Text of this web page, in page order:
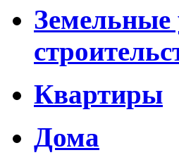
Земельные
Квартиры
Дома